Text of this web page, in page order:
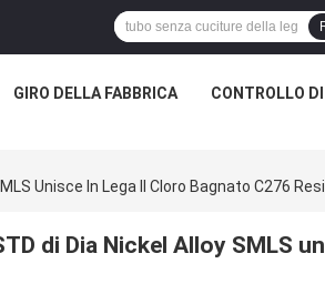
GIRO DELLA FABBRICA CONTROLLO
Unisce In Lega Il Cloro Bagnato C276
di Dia Nickel Alloy SMLS